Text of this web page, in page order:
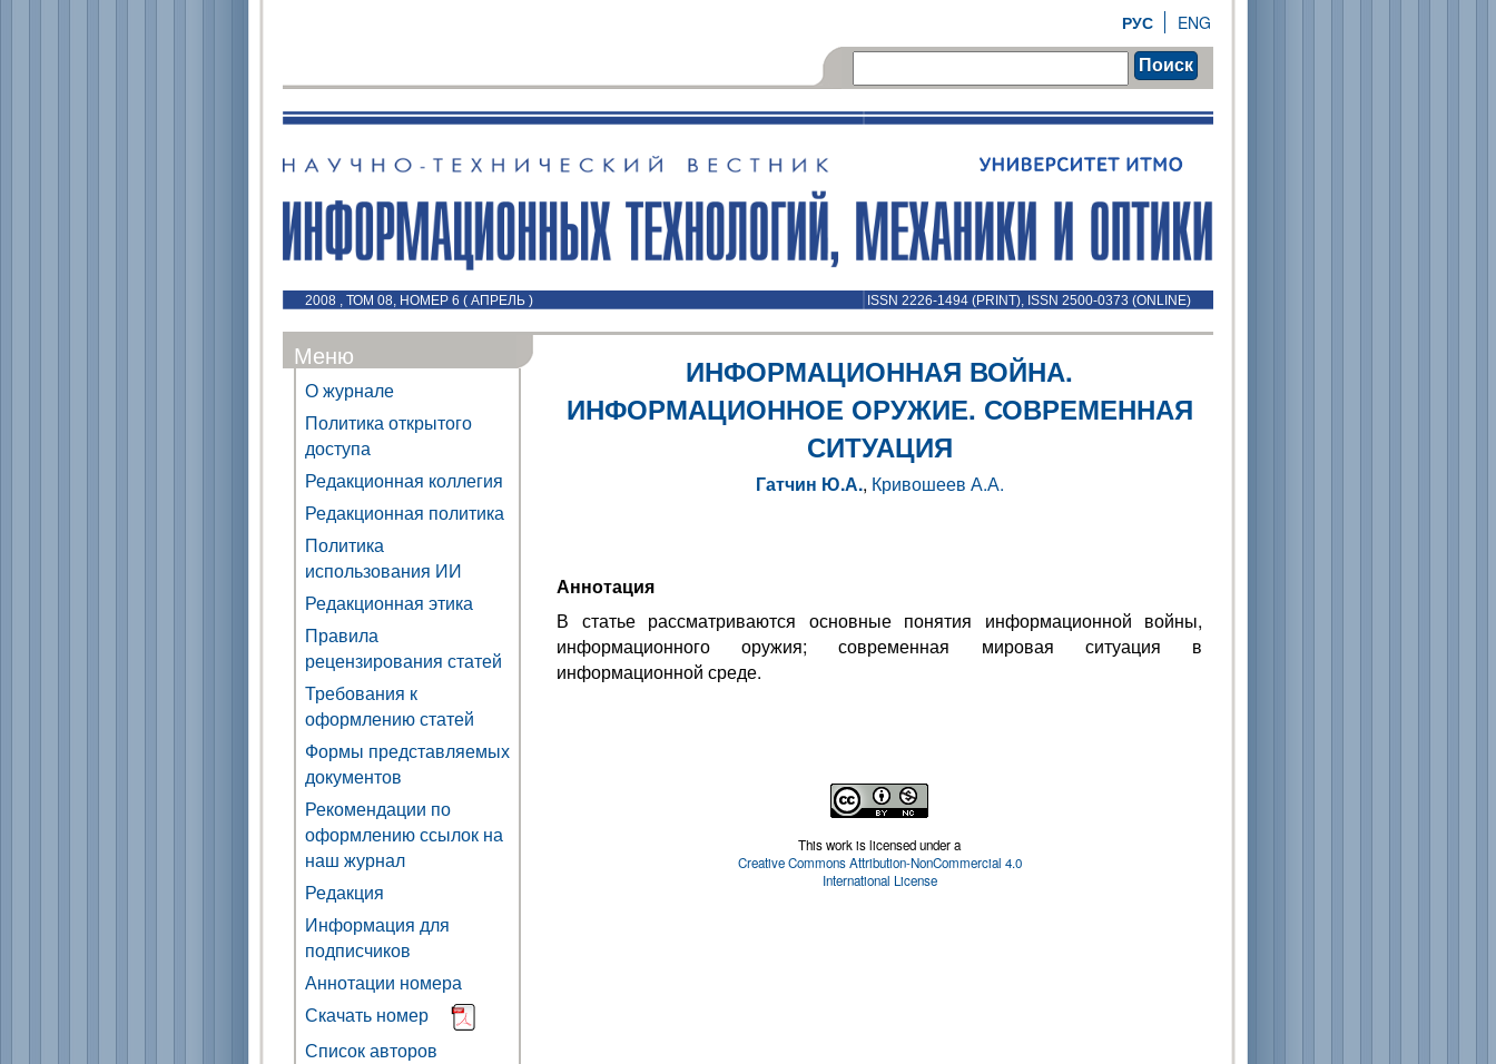
ENG
РУС
Поиск
2008 , ТОМ 08, НОМЕР 6 ( АПРЕЛЬ ) ISSN 2226-1494 (PRINT), ISSN 2500-0373 (ONLINE)
Меню
О журнале
Политика открытого
доступа
Редакционная коллегия
Редакционная политика
Политика
использования ИИ
Редакционная этика
Правила
рецензирования статей
Требования к
оформлению статей
Формы представляемых
документов
Рекомендации по
оформлению ссылок на
наш журнал
Редакция
Информация для
подписчиков
Аннотации номера
Скачать номер
Список авторов
ИНФОРМАЦИОННАЯ ВОЙНА.
ИНФОРМАЦИОННОЕ ОРУЖИЕ. СОВРЕМЕННАЯ
СИТУАЦИЯ
Гатчин Ю.А., Кривошеев А.А.
Аннотация
В статье рассматриваются основные понятия информационной войны,
информационного оружия; современная мировая ситуация в
информационной среде.
This work is licensed under a
Creative Commons Attribution-NonCommercial 4.0
International License